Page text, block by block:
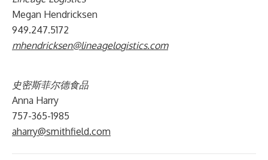
Megan Hendricksen
949.247.5172
mhendricksen@lineagelogistics.com
史密斯菲尔德食品
Anna Harry
757-365-1985
aharry@smithfield.com